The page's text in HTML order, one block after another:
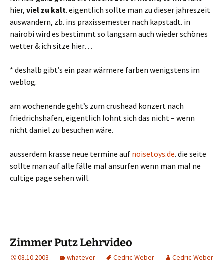
hier, viel zu kalt. eigentlich sollte man zu dieser jahreszeit
auswandern, zb. ins praxissemester nach kapstadt. in
nairobi wird es bestimmt so langsam auch wieder schönes
wetter & ich sitze hier…
* deshalb gibt’s ein paar wärmere farben wenigstens im
weblog.
am wochenende geht’s zum crushead konzert nach
friedrichshafen, eigentlich lohnt sich das nicht – wenn
nicht daniel zu besuchen wäre.
ausserdem krasse neue termine auf noisetoys.de. die seite
sollte man auf alle fälle mal ansurfen wenn man mal ne
cultige page sehen will.
Zimmer Putz Lehrvideo
08.10.2003 whatever Cedric Weber Cedric Weber